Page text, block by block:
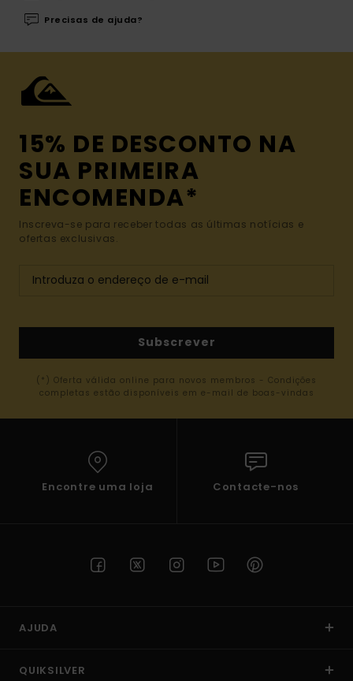
Precisas de ajuda?
15% DE DESCONTO NA
SUA PRIMEIRA
ENCOMENDA*
Inscreva-se para receber todas as últimas notícias e
ofertas exclusivas.
Subscrever
(*) Oferta válida online para novos membros - Condições
completas estão disponíveis em e-mail de boas-vindas
Encontre uma loja Contacte-nos
AJUDA
QUIKSILVER